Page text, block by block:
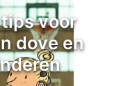
voor
dove en